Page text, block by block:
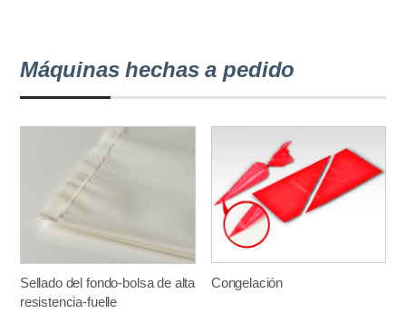
Máquinas hechas a pedido
Sellado del fondo-bolsa de alta
resistencia-fuelle
Congelación